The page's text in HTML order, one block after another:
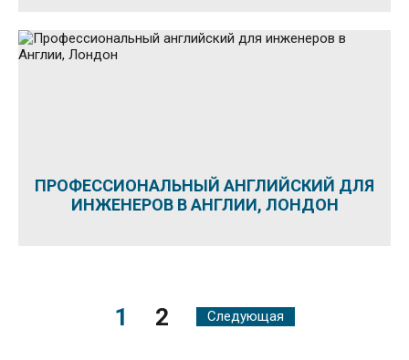
ПРОФЕССИОНАЛЬНЫЙ АНГЛИЙСКИЙ ДЛЯ
ИНЖЕНЕРОВ В АНГЛИИ, ЛОНДОН
1 2 Следующая